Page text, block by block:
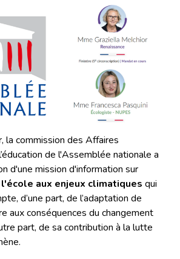
la commission des Affaires
de l'Assemblée nationale a
d'une mission d'information sur
aux enjeux climatiques qui
d’une part, de l’adaptation de
aux conséquences du changement
part, de sa contribution à la lutte